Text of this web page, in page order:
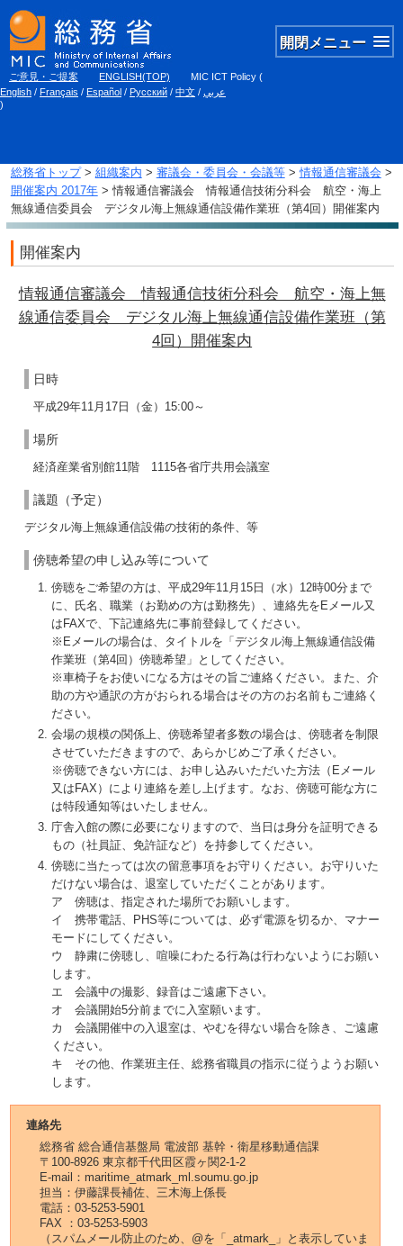
開閉メニュー
ご意見・ご提案 ENGLISH(TOP) MIC ICT Policy (
English / Français / Español / Русский / 中文 / عربي
)
総務省トップ> 組織案内 > 審議会・委員会・会議等>情報通信審議会 >
開催案内 2017年> 情報通信審議会 情報通信技術分科会 航空・海上
無線通信委員会 デジタル海上無線通信設備作業班（第4回）開催案内
開催案内
情報通信審議会 情報通信技術分科会 航空・海上無
線通信委員会 デジタル海上無線通信設備作業班（第
4回）開催案内
日時
平成29年11月17日（金）15:00～
場所
経済産業省別館11階 1115各省庁共用会議室
議題（予定）
デジタル海上無線通信設備の技術的条件、等
傍聴希望の申し込み等について
傍聴をご希望の方は、平成29年11月15日（水）12時00分まで
に、氏名、職業（お勤めの方は勤務先）、連絡先をEメール又
はFAXで、下記連絡先に事前登録してください。
※Eメールの場合は、タイトルを「デジタル海上無線通信設備
作業班（第4回）傍聴希望」としてください。
※車椅子をお使いになる方はその旨ご連絡ください。また、介
助の方や通訳の方がおられる場合はその方のお名前もご連絡く
ださい。
会場の規模の関係上、傍聴希望者多数の場合は、傍聴者を制限
させていただきますので、あらかじめご了承ください。
※傍聴できない方には、お申し込みいただいた方法（Eメール
又はFAX）により連絡を差し上げます。なお、傍聴可能な方に
は特段通知等はいたしません。
庁舎入館の際に必要になりますので、当日は身分を証明できる
もの（社員証、免許証など）を持参してください。
傍聴に当たっては次の留意事項をお守りください。お守りいた
だけない場合は、退室していただくことがあります。
ア 傍聴は、指定された場所でお願いします。
イ 携帯電話、PHS等については、必ず電源を切るか、マナー
モードにしてください。
ウ 静粛に傍聴し、喧噪にわたる行為は行わないようにお願い
します。
エ 会議中の撮影、録音はご遠慮下さい。
オ 会議開始5分前までに入室願います。
カ 会議開催中の入退室は、やむを得ない場合を除き、ご遠慮
ください。
キ その他、作業班主任、総務省職員の指示に従うようお願い
します。
連絡先
総務省 総合通信基盤局 電波部 基幹・衛星移動通信課
〒100-8926 東京都千代田区霞ヶ関2-1-2
E-mail：maritime_atmark_ml.soumu.go.jp
担当：伊藤課長補佐、三木海上係長
電話：03-5253-5901
FAX ：03-5253-5903
（スパムメール防止のため、@を「_atmark_」と表示していま